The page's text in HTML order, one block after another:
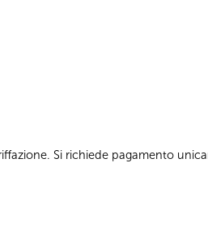
Si richiede pagamento